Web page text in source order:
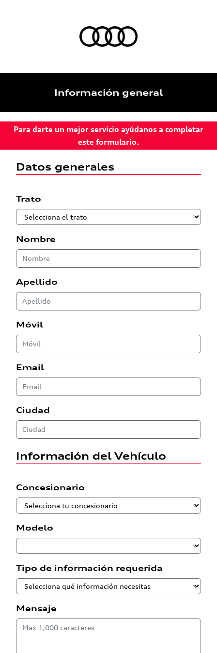
Información general
Para darte un mejor servicio ayúdanos a completar
este formulario.
Datos generales
Trato
Nombre
Apellido
Móvil
Email
Ciudad
Información del Vehículo
Concesionario
Modelo
Tipo de información requerida
Mensaje